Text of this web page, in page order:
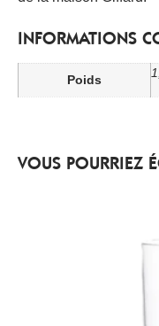
INFORMATIONS
Poids
VOUS POURRIEZ